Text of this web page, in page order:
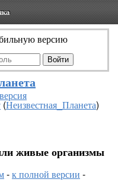
версию
(Неизвестная_Планета)
живые организмы
-к полной версии -